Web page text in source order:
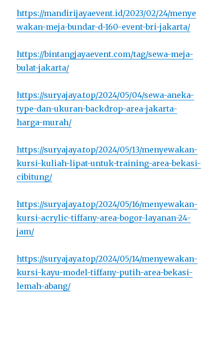
https://mandirijayaevent.id/2023/02/24/menye
wakan-meja-bundar-d-160-event-bri-jakarta/
https://bintangjayaevent.com/tag/sewa-meja-
bulat-jakarta/
https://suryajaya.top/2024/05/04/sewa-aneka-
type-dan-ukuran-backdrop-area-jakarta-
harga-murah/
https://suryajaya.top/2024/05/13/menyewakan-
kursi-kuliah-lipat-untuk-training-area-bekasi-
cibitung/
https://suryajaya.top/2024/05/16/menyewakan-
kursi-acrylic-tiffany-area-bogor-layanan-24-
jam/
https://suryajaya.top/2024/05/14/menyewakan-
kursi-kayu-model-tiffany-putih-area-bekasi-
lemah-abang/